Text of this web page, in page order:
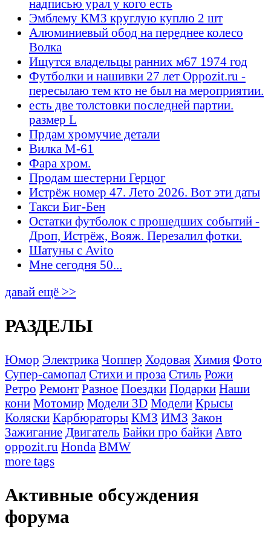
надписью урал у кого есть
Эмблему КМЗ круглую куплю 2 шт
Алюминиевый обод на переднее колесо
Волка
Ищутся владельцы ранних м67 1974 год
Футболки и нашивки 27 лет Oppozit.ru -
пересылаю тем кто не был на мероприятии.
есть две толстовки последней партии.
размер L
Прдам хромучие детали
Вилка М-61
Фара хром.
Продам шестерни Герцог
Истрёж номер 47. Лето 2026. Вот эти даты
Такси Биг-Бен
Остатки футболок с прошедших событий -
Дроп, Истрёж, Вояж. Перезалил фотки.
Шатуны с Avito
Мне сегодня 50...
давай ещё >>
РАЗДЕЛЫ
Юмор Электрика Чоппер Ходовая Химия Фото
Супер-самопал Стихи и проза Стиль Рожи
Ретро Ремонт Разное Поездки Подарки Наши
кони Мотомир Модели 3D Модели Крысы
Коляски Карбюраторы КМЗ ИМЗ Закон
Зажигание Двигатель Байки про байки Авто
oppozit.ru Honda BMW
more tags
Активные обсуждения
форума